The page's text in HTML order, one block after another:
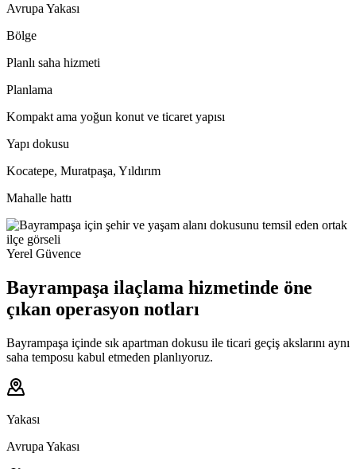
Avrupa Yakası
Bölge
Planlı saha hizmeti
Planlama
Kompakt ama yoğun konut ve ticaret yapısı
Yapı dokusu
Kocatepe, Muratpaşa, Yıldırım
Mahalle hattı
Yerel Güvence
Bayrampaşa ilaçlama hizmetinde öne
çıkan operasyon notları
Bayrampaşa içinde sık apartman dokusu ile ticari geçiş akslarını aynı
saha temposu kabul etmeden planlıyoruz.
Yakası
Avrupa Yakası